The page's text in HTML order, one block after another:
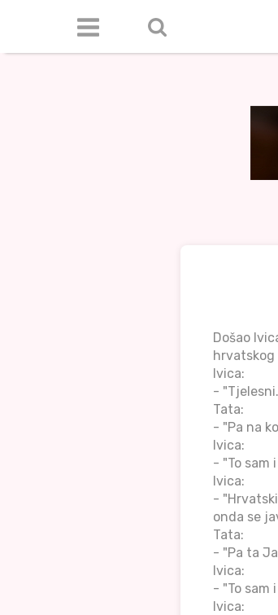
Došao
hrvatskog
Ivica:
-
Tata:
- "Pa na
Ivica:
- "To sam
Ivica:
-
onda se
Tata:
- "Pa ta
Ivica:
- "To sam
Ivica: